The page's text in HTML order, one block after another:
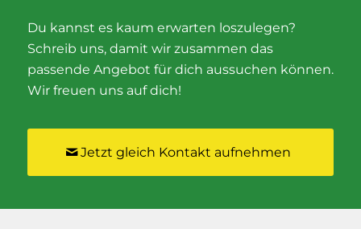
Du kannst es kaum erwarten loszulegen?
Schreib uns, damit wir zusammen das
passende Angebot für dich aussuchen können.
Wir freuen uns auf dich!
Jetzt gleich Kontakt aufnehmen